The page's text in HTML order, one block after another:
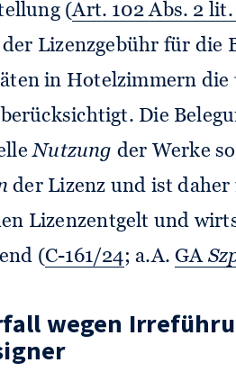
(Art. 102 Abs. 2 lit.
Lizenzgebühr für die
in Hotelzimmern die
Die
Nutzung der Werke
der Lizenz und ist daher
Lizenzentgelt und
(C-161/24; a.A.GA
wegen